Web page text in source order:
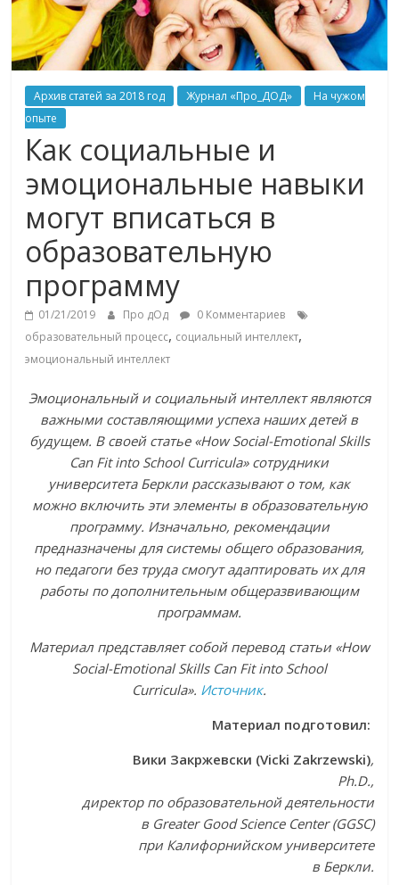
Архив статей за 2018 год Журнал «Про_ДОД»
На чужом
опыте
Как социальные и
эмоциональные навыки
могут вписаться в
образовательную
программу
01/21/2019 Про дОд
0 Комментариев
образовательный процесс, социальный интеллект,
эмоциональный интеллект
Эмоциональный и социальный интеллект являются
важными составляющими успеха наших детей в
будущем. В своей статье «How Social-Emotional Skills
Can Fit into School Curricula» сотрудники
университета Беркли рассказывают о том, как
можно включить эти элементы в образовательную
программу. Изначально, рекомендации
предназначены для системы общего образования,
но педагоги без труда смогут адаптировать их для
работы по дополнительным общеразвивающим
программам.
Материал представляет собой перевод статьи «How
Social-Emotional Skills Can Fit into School
Curricula». Источник.
Материал подготовил:
Вики Закржевски (Vicki Zakrzewski),
Ph.D.,
директор по образовательной деятельности
в Greater Good Science Center(GGSC)
при Калифорнийском университете
в Беркли.